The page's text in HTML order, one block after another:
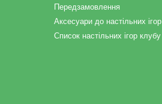
Передзамовлення
Аксесуари до настільних ігор
Список настільних ігор клубу